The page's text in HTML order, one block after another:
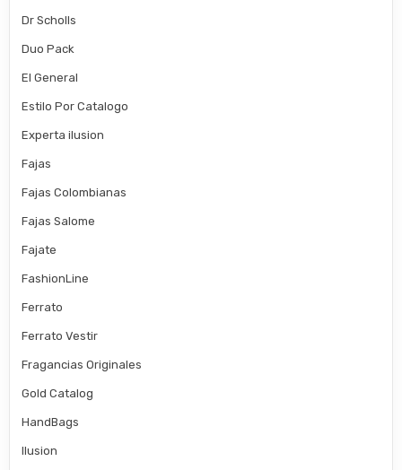
Dr Scholls
Duo Pack
El General
Estilo Por Catalogo
Experta ilusion
Fajas
Fajas Colombianas
Fajas Salome
Fajate
FashionLine
Ferrato
Ferrato Vestir
Fragancias Originales
Gold Catalog
HandBags
Ilusion